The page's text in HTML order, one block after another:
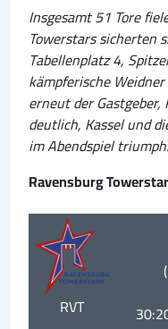
Insgesamt 51 Tore
Towerstars sicherten
Tabellenplatz 4,
kämpferische
erneut der
deutlich, Kassel und
im Abendspiel
Ravensburg
RVT